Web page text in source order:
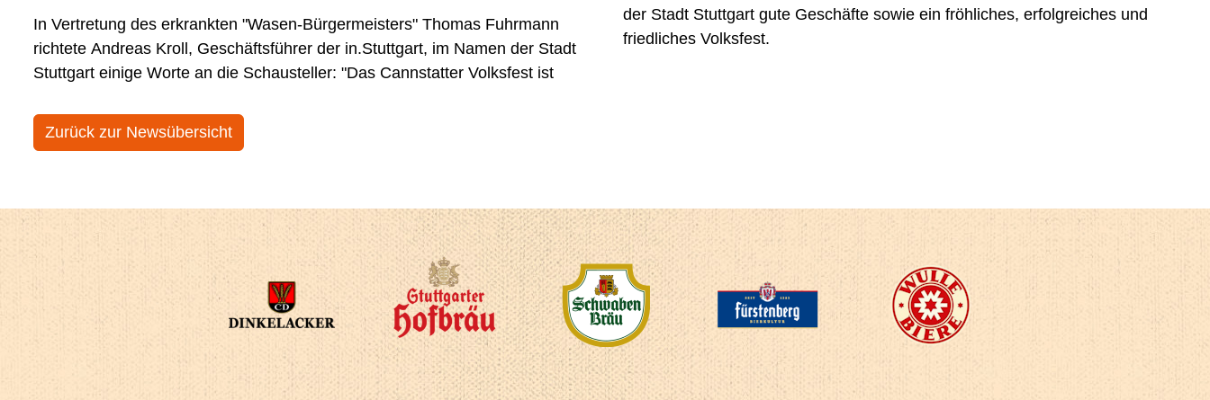
In Vertretung des erkrankten "Wasen-Bürgermeisters" Thomas Fuhrmann
richtete Andreas Kroll, Geschäftsführer der in.Stuttgart, im Namen der Stadt
Stuttgart einige Worte an die Schausteller: "Das Cannstatter Volksfest ist
der Stadt Stuttgart gute Geschäfte sowie ein fröhliches, erfolgreiches und
friedliches Volksfest.
Zurück zur Newsübersicht